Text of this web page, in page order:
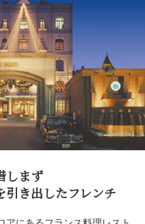
しまず
引き出したフレンチ